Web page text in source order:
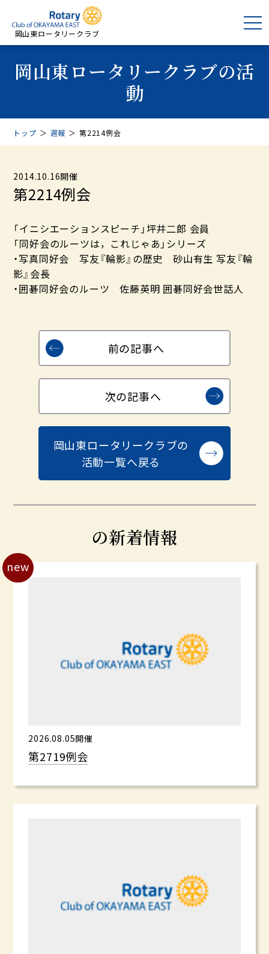
岡山東ロータリークラブ
岡山東ロータリークラブの活
動
トップ ＞ 週報 ＞ 第2214例会
2014.10.16開催
第2214例会
「イニシエーションスピーチ」坪井二郎 会員
「同好会のルーツは，これじゃあ」シリーズ
・写真同好会 写友『輪影』の歴史 砂山有生 写友『輪
影』会長
・囲碁同好会のルーツ 佐藤英明 囲碁同好会世話人
前の記事へ
岡山東ロータリークラブの
活動一覧へ戻る
次の記事へ
の新着情報
new
2026.08.05開催
第2719例会